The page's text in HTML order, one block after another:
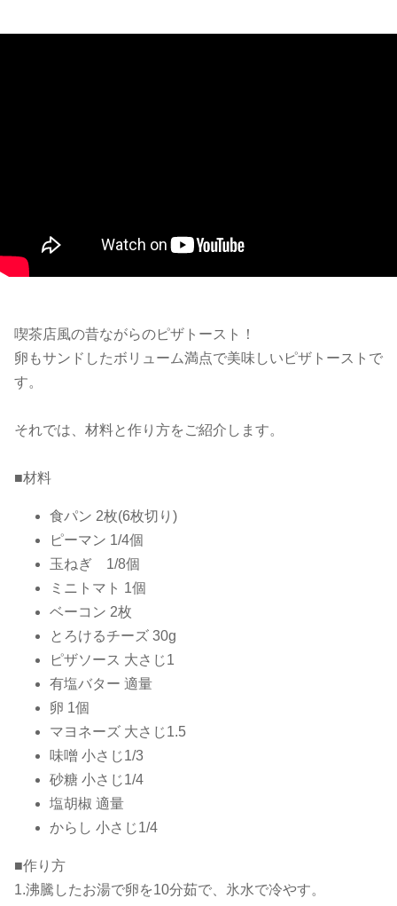
喫茶店風の昔ながらのピザトースト！
卵もサンドしたボリューム満点で美味しいピザトーストで
す。
それでは、材料と作り方をご紹介します。
■材料
食パン 2枚(6枚切り)
ピーマン 1/4個
玉ねぎ 1/8個
ミニトマト 1個
ベーコン 2枚
とろけるチーズ 30g
ピザソース 大さじ1
有塩バター 適量
卵 1個
マヨネーズ 大さじ1.5
味噌 小さじ1/3
砂糖 小さじ1/4
塩胡椒 適量
からし 小さじ1/4
■作り方
1.沸騰したお湯で卵を10分茹で、氷水で冷やす。